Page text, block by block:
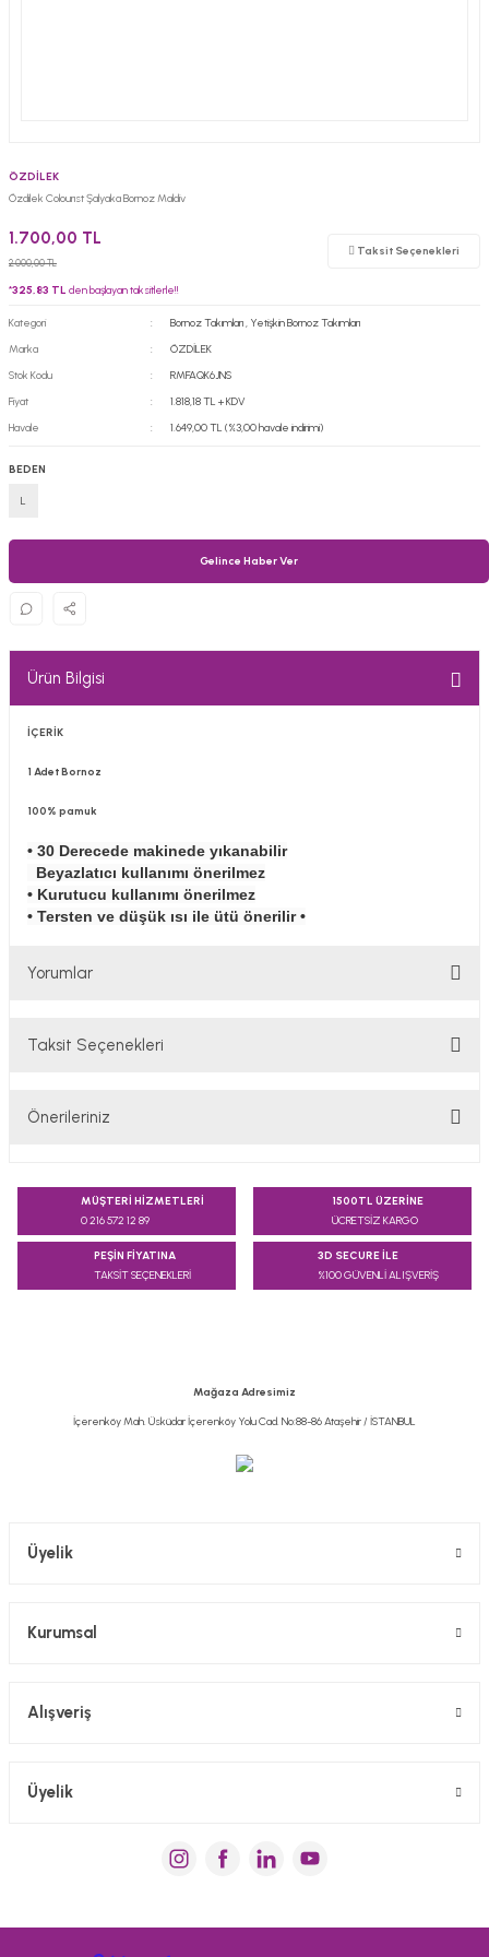
ÖZDİLEK
Özdilek Colourıst Şalyaka Bornoz Maldiv
1.700,00 TL
2.000,00 TL
Taksit Seçenekleri
*325,83 TL den başlayan taksitlerle!!
Kategori Bornoz Takımları, Yetişkin Bornoz Takımları
Marka
ÖZDİLEK
Stok Kodu
RMFAQK6JNS
Fiyat
1.818,18 TL + KDV
Havale
1.649,00 TL (%3,00 havale indirimi)
BEDEN
L
Gelince Haber Ver
Ürün Bilgisi
İÇERİK
1 Adet Bornoz
100% pamuk
• 30 Derecede makinede yıkanabilir
Beyazlatıcı kullanımı önerilmez
• Kurutucu kullanımı önerilmez
• Tersten ve düşük ısı ile ütü önerilir •
Yorumlar
Taksit Seçenekleri
Önerileriniz
konularda yetersiz gördüğünüz noktaları öneri formunu
kullanarak tarafımıza iletebilirsiniz.
Ürün resmi kalitesiz, bozuk veya görüntülenemiyor.
MÜŞTERİ HİZMETLERİ
0 216 572 12 89
1500TL ÜZERİNE
ÜCRETSİZ KARGO
PEŞİN FİYATINA
TAKSİT SEÇENEKLERİ
3D SECURE İLE
%100 GÜVENLİ ALIŞVERİŞ
Mağaza Adresimiz
İçerenköy Mah. Üsküdar İçerenköy Yolu Cad. No:88-86 Ataşehir / İSTANBUL
Üyelik
Kurumsal
Alışveriş
Üyelik